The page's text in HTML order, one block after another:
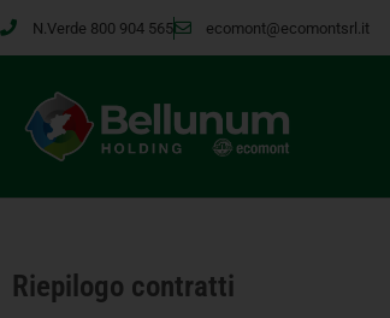
N.Verde 800 904 565 ecomont@ecomontsrl.it
Riepilogo contratti